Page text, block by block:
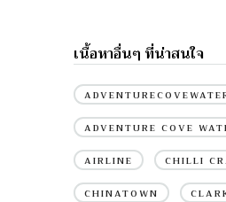
เนื้อหาอื่นๆ ที่น่าสนใจ
ADVENTURE COVE
AIRLINE CHILLI
CHINATOWN